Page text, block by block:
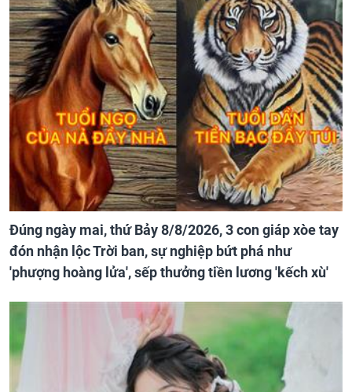
Đúng ngày mai, thứ Bảy 8/8/2026, 3 con giáp xòe tay
đón nhận lộc Trời ban, sự nghiệp bứt phá như
'phượng hoàng lửa', sếp thưởng tiền lương 'kếch xù'